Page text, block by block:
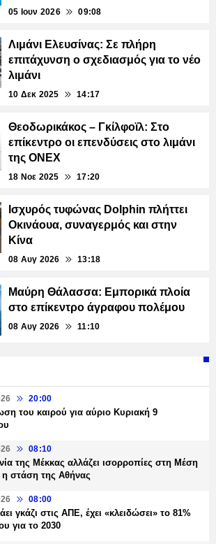
05 Ιουν 2026 09:08
Λιμάνι Ελευσίνας: Σε πλήρη
επιτάχυνση ο σχεδιασμός για το νέο
λιμάνι
10 Δεκ 2025 14:17
Θεοδωρικάκος – Γκίλφοϊλ: Στο
επίκεντρο οι επενδύσεις στο λιμάνι
της ONEX
18 Νοε 2025 17:20
Ισχυρός τυφώνας Dolphin πλήττει
Οκινάουα, συναγερμός και στην
Κίνα
08 Αυγ 2026 13:18
Μαύρη Θάλασσα: Εμπορικά πλοία
στο επίκεντρο άγραφου πολέμου
08 Αυγ 2026 11:10
20:00
του καιρού για αύριο Κυριακή 9
08:10
της Μέκκας αλλάζει ισορροπίες στη Μέση
στάση της Αθήνας
08:00
γκάζι στις ΑΠΕ, έχει «κλειδώσει» το 81%
για το 2030